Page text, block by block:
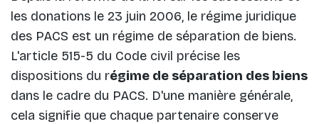
les donations le 23 juin 2006, le régime juridique
des PACS est un régime de séparation de biens.
L'article 515-5 du Code civil précise les
dispositions du régime de séparation des biens
dans le cadre du PACS. D'une manière générale,
cela signifie que chaque partenaire conserve